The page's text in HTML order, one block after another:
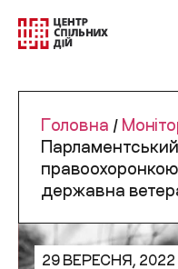
Головна /
державна
29 ВЕРЕСНЯ, 2022